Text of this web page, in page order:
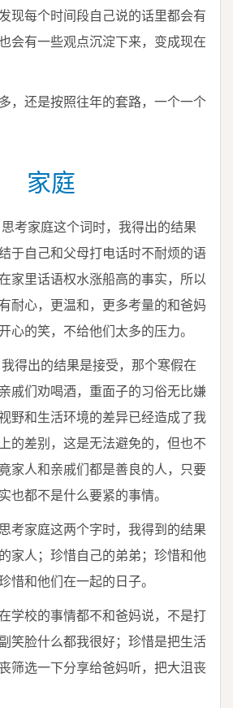
现每个时间段自己说的话里都会有
会有一些观点沉淀下来，变成现在
还是按照往年的套路，一个一个
家庭
家庭这个词时，我得出的结果
于自己和父母打电话时不耐烦的语
家里话语权水涨船高的事实，所以
耐心，更温和，更多考量的和爸妈
心的笑，不给他们太多的压力。
出的结果是接受，那个寒假在
戚们劝喝酒，重面子的习俗无比嫌
野和生活环境的差异已经造成了我
的差别，这是无法避免的，但也不
家人和亲戚们都是善良的人，只要
也都不是什么要紧的事情。
家庭这两个字时，我得到的结果
家人；珍惜自己的弟弟；珍惜和他
惜和他们在一起的日子。
校的事情都不和爸妈说，不是打
笑脸什么都我很好；珍惜是把生活
筛选一下分享给爸妈听，把大沮丧